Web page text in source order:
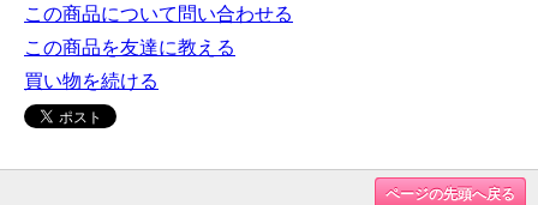
この商品について問い合わせる
この商品を友達に教える
買い物を続ける
ページの先頭へ戻る